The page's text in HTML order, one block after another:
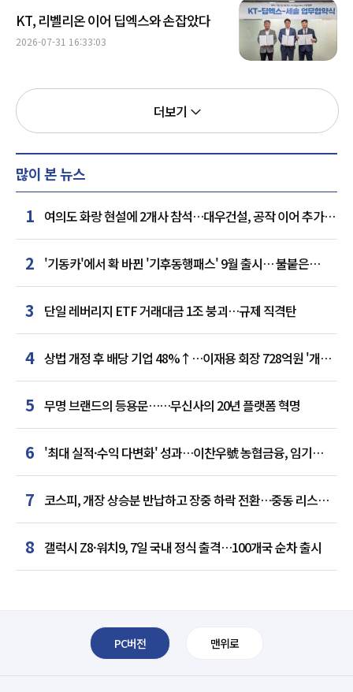
KT, 리벨리온 이어 딥엑스와 손잡았다
2026-07-31 16:33:03
더보기
많이 본 뉴스
1 여의도 화랑 현설에 2개사 참석…대우건설, 공작 이어 추가
거점 확보하나
2 '기동카'에서 확 바뀐 '기후동행패스' 9월 출시… 불붙은
카드사 경쟁
3 단일 레버리지 ETF 거래대금 1조 붕괴…규제 직격탄
4 상법 개정 후 배당 기업 48%↑…이재용 회장 728억원 '개인
최다'
5 무명 브랜드의 등용문……무신사의 20년 플랫폼 혁명
6 '최대 실적·수익 다변화' 성과…이찬우號 농협금융, 임기
말년 성장 박차
7 코스피, 개장 상승분 반납하고 장중 하락 전환…중동 리스크·
美 경계감
8 갤럭시 Z8·워치9, 7일 국내 정식 출격…100개국 순차 출시
PC버전 맨위로